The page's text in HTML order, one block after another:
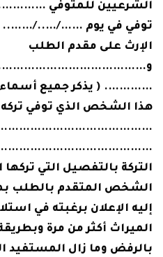
الشرعيين للمتوفي
توفي في يوم ……/…../……..
الإرث على مقدم الطلب
…………. ( يذكر جميع أسماء
هذا الشخص الذي توفي
التركة بالتفصيل التي
الشخص المتقدم بالطلب
إليه الإعلان برغبته في
الميراث أكثر من مرة
بالرفض وما زال المستفيد